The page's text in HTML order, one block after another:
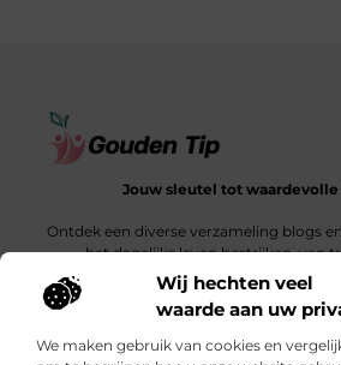
Wij hechten veel
waarde aan uw
We maken gebruik van cookies en
Jouw sleutel tot
Ontdek een diverse verzameling blogs
het dagelijks leven bestrijken, van
diepgaande verhalen.
Bericht categorie